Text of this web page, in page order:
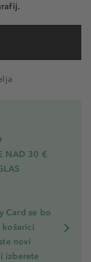
NAD 30 €
Card se bo
košarici
novi
izberete